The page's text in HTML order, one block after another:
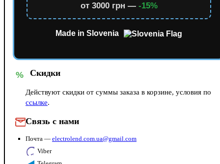
от 3000 грн — -15%
Made in Slovenia
% Скидки
Действуют скидки от суммы заказа в корзине, условия по
ссылке.
Связь с нами
Почта — electrolend.com.ua@gmail.com
Viber